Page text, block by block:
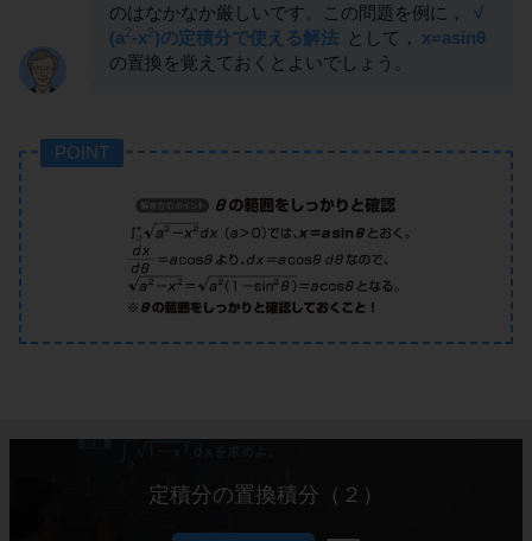
のはなかなか厳しいです。この問題を例に，
√
(a2-x2)の定積分で使える解法 として，
x=asinθ
の置換を覚えておくとよいでしょう。
POINT
定積分の置換積分（２）